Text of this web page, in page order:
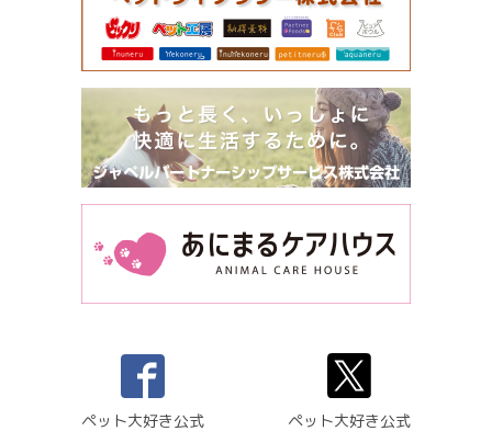
ペット大好き公式 ペット大好き公式